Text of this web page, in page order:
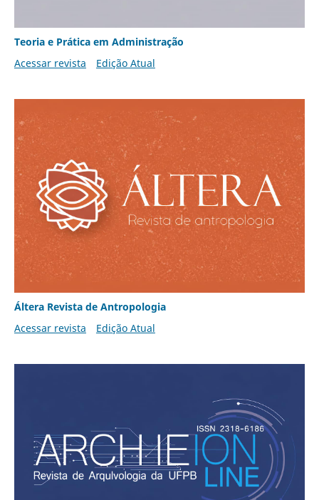
Teoria e Prática em Administração
Acessar revista
Edição Atual
Áltera Revista de Antropologia
Acessar revista
Edição Atual